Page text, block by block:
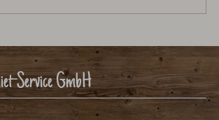
Anreisetag wählen
>
Aug.2026